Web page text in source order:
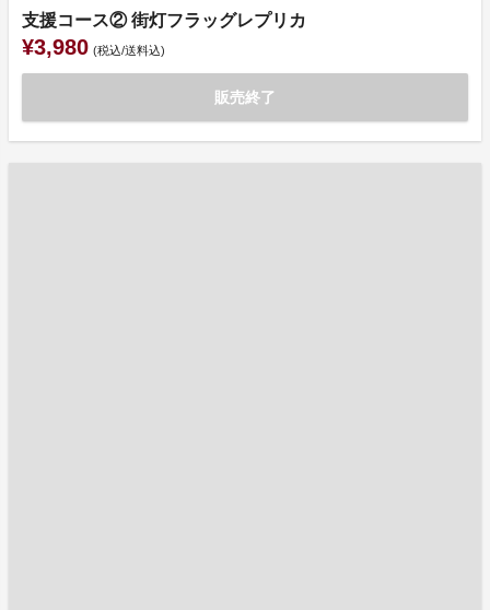
支援コース② 街灯フラッグレプリカ
¥3,980 (税込/送料込)
販売終了